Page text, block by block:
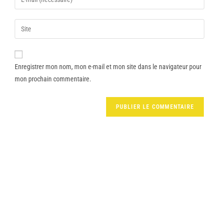
Enregistrer mon nom, mon e-mail et mon site dans le navigateur pour
mon prochain commentaire.